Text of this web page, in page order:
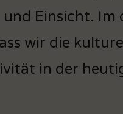
Einsicht.
wir die
in der